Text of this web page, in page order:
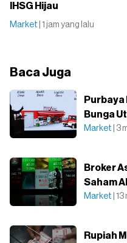
IHSG Hijau
Market | 1 jam yang lalu
Baca Juga
Purbaya
Bunga
Market | 3
Broker
Saham
Market |
Rupiah